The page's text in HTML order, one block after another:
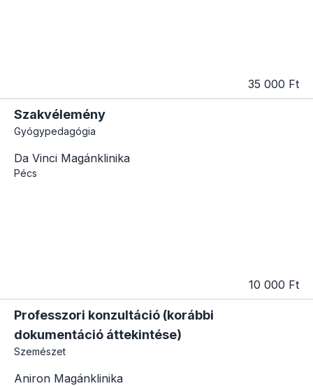
35 000 Ft
Szakvélemény
Gyógypedagógia
Da Vinci Magánklinika
Pécs
10 000 Ft
Professzori konzultáció (korábbi
dokumentáció áttekintése)
Szemészet
Aniron Magánklinika